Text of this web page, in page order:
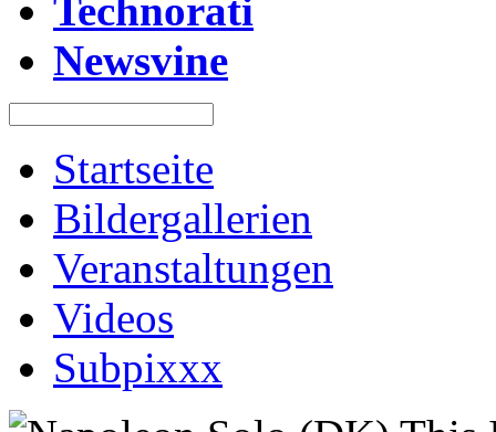
Technorati
Newsvine
Startseite
Bildergallerien
Veranstaltungen
Videos
Subpixxx